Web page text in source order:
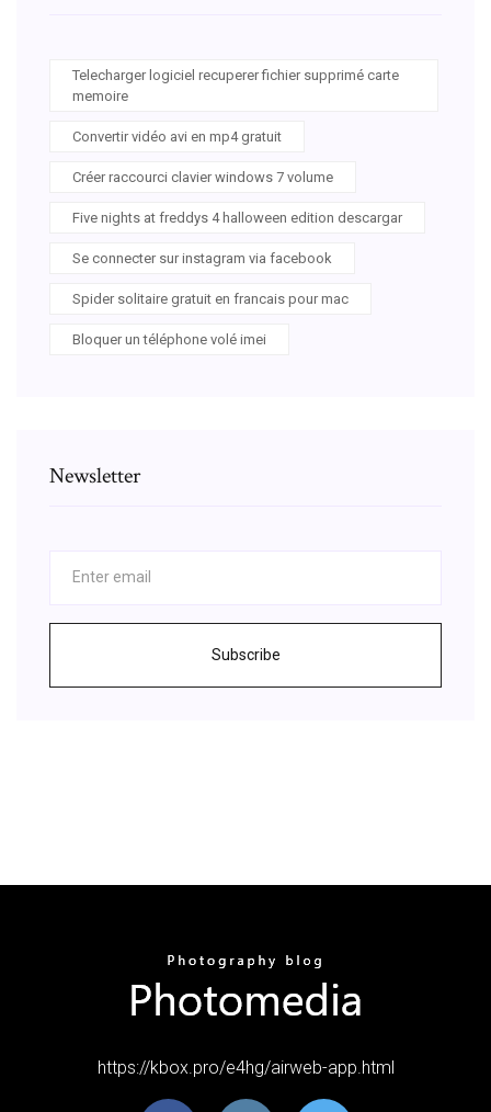
Telecharger logiciel recuperer fichier supprimé carte
memoire
Convertir vidéo avi en mp4 gratuit
Créer raccourci clavier windows 7 volume
Five nights at freddys 4 halloween edition descargar
Se connecter sur instagram via facebook
Spider solitaire gratuit en francais pour mac
Bloquer un téléphone volé imei
Newsletter
Subscribe
https://kbox.pro/e4hg/airweb-app.html